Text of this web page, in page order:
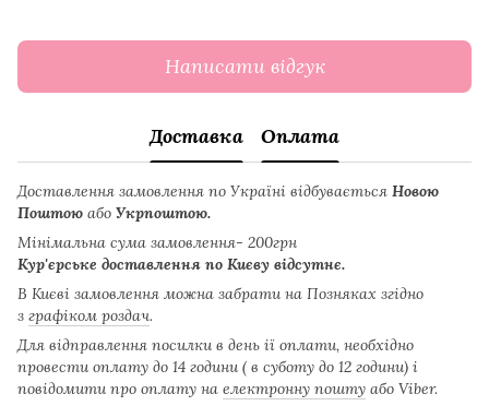
Написати відгук
Доставка Оплата
Доставлення замовлення по Україні відбувається Новою
Поштою або Укрпоштою.
Мінімальна сума замовлення- 200грн
Кур'єрське доставлення по Києву відсутнє.
В Києві замовлення можна забрати на Позняках згідно
з графіком роздач.
Для відправлення посилки в день ії оплати, необхідно
провести оплату до 14 години ( в суботу до 12 години) і
повідомити про оплату на електронну пошту або Viber.